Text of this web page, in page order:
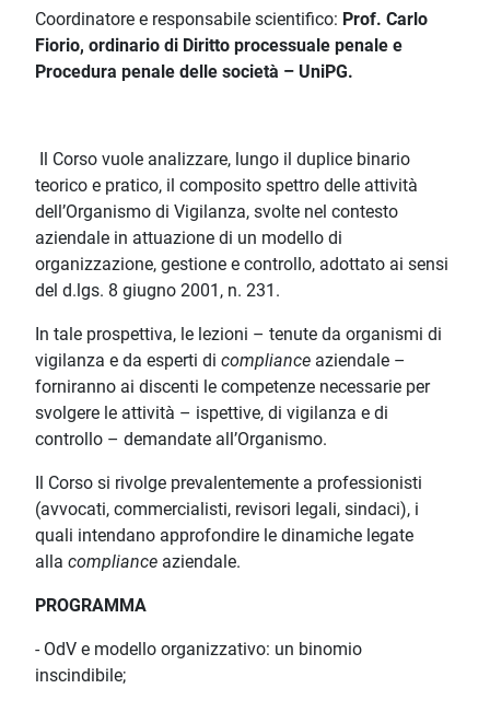
Coordinatore e responsabile scientifico: Prof. Carlo
Fiorio, ordinario di Diritto processuale penale e
Procedura penale delle società – UniPG.
Il Corso vuole analizzare, lungo il duplice binario
teorico e pratico, il composito spettro delle attività
dell’Organismo di Vigilanza, svolte nel contesto
aziendale in attuazione di un modello di
organizzazione, gestione e controllo, adottato ai sensi
del d.lgs. 8 giugno 2001, n. 231.
In tale prospettiva, le lezioni – tenute da organismi di
vigilanza e da esperti di compliance aziendale –
forniranno ai discenti le competenze necessarie per
svolgere le attività – ispettive, di vigilanza e di
controllo – demandate all’Organismo.
Il Corso si rivolge prevalentemente a professionisti
(avvocati, commercialisti, revisori legali, sindaci), i
quali intendano approfondire le dinamiche legate
alla compliance aziendale.
PROGRAMMA
- OdV e modello organizzativo: un binomio
inscindibile;